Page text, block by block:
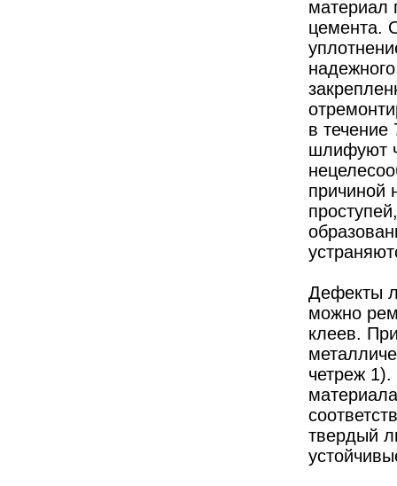
материал
цемента.
в течение
шлифуют
причиной
Дефекты
можно
клеев.
четреж
твердый